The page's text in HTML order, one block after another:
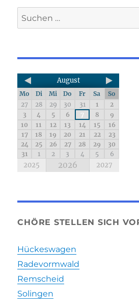
August
Mo Di Mi Do Fr Sa
So
27
28 29 30 31 1
2
3
4 5 6 7 8
9
10
11 12 13 14 15
16
17
18 19 20 21 22
23
24
25 26 27 28 29
30
31
1 2 3 4 5 6
2025 2026 2027
CHÖRE STELLEN SICH
Hückeswagen
Radevormwald
Remscheid
Solingen